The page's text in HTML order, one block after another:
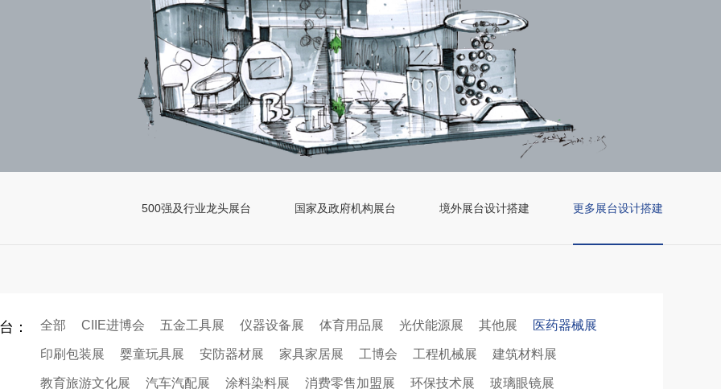
500强及行业龙头展台 国家及政府机构展台 境外展台设计搭建 更多展台设计搭建
： 全部 CIIE进博会 五金工具展 仪器设备展 体育用品展 光伏能源展 其他展 医药器械展
印刷包装展 婴童玩具展 安防器材展 家具家居展 工博会 工程机械展 建筑材料展
教育旅游文化展 汽车汽配展 涂料染料展 消费零售加盟展 环保技术展 玻璃眼镜展